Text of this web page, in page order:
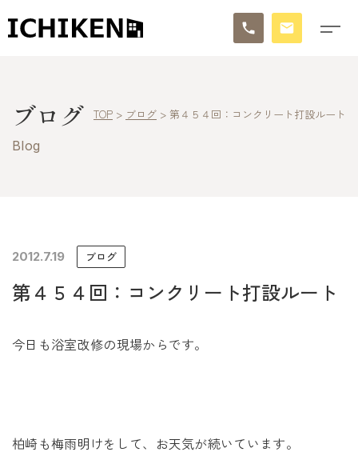
ブログ
イチケンの家づくり
モデルハウス
ブログ
Blog
TOP > ブログ > 第４５４回：コンクリート打設ルート
2012.7.19 ブログ
第４５４回：コンクリート打設ルート
今日も浴室改修の現場からです。
柏崎も梅雨明けをして、お天気が続いています。